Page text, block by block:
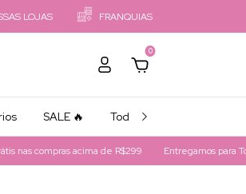
LOJAS FRANQUIAS
0
SALE 🔥 Todos os Produtos
compras acima de R$299 Entregamos para Todo